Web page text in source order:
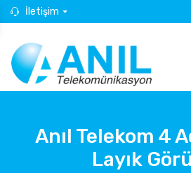
İletişim
Anıl Telekom 4
Layık